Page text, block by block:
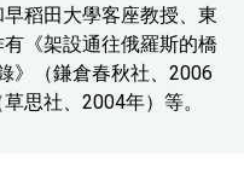
稻田大學客座教授、東
《架設通往俄羅斯的橋
》（鎌倉春秋社、2006
思社、2004年）等。